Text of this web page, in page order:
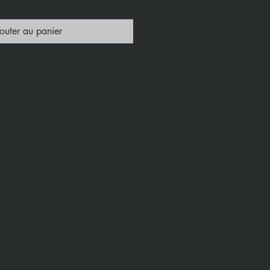
au panier